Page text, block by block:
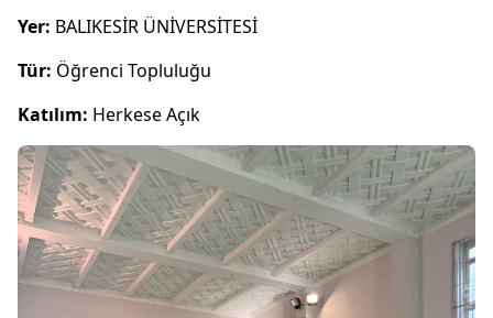
Yer: BALIKESİR ÜNİVERSİTESİ
Tür: Öğrenci Topluluğu
Katılım: Herkese Açık